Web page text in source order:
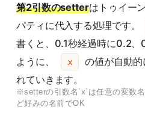
第2引数のsetterはトゥイー
パティに代入する処理です。
書くと、0.1秒経過時に0.2
ように、
x
の値が自動
れていきます。
※setterの引数名`x`は任意の変数
ど好みの名前でOK